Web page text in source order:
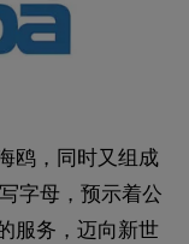
鸥，同时又组成
字母，预示着公
服务，迈向新世